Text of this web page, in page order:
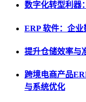
数字化转型利器
ERP 软件：企
提升仓储效率与
跨境电商产品
与系统优化